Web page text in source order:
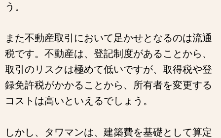
う。
また不動産取引において足かせとなるのは流通
税です。不動産は、登記制度があることから、
取引のリスクは極めて低いですが、取得税や登
録免許税がかかることから、所有者を変更する
コストは高いといえるでしょう。
しかし、タワマンは、建築費を基礎として算定